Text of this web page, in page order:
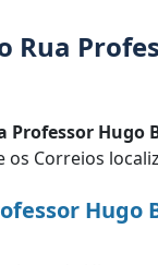
Rua
Professor Hugo
os Correios
Hugo